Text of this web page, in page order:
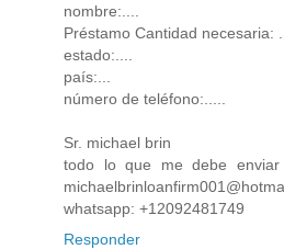
nombre:....
Préstamo Cantidad necesaria:
estado:....
país:...
número de teléfono:.....
Sr. michael brin
todo lo que me debe
whatsapp: +12092481749
Responder